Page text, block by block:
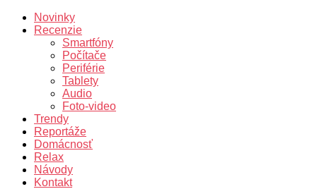
Novinky
Recenzie
Smartfóny
Počítače
Periférie
Tablety
Audio
Foto-video
Trendy
Reportáže
Domácnosť
Relax
Návody
Kontakt